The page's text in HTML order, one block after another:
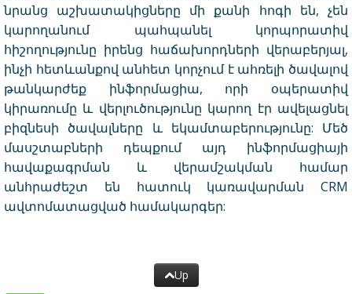
նրանց աշխատակիցները մի քանի հոգի են, չեն
կարողանում պահպանել կորպորատիվ
հիշողությունը իրենց հաճախորդների վերաբերյալ,
ինչի հետևանքով անհետ կորչում է ահռելի ծավալով
թանկարժեք ինֆորմացիա, որի օպերատիվ
կիրառումը և վերլուծությունը կարող էր ավելացնել
բիզնեսի ծավալները և եկամտաբերությունը: Մեծ
մասշտաբների դեպքում այդ ինֆորմացիայի
հավաքագրման և վերամշակման համար
անհրաժեշտ են հատուկ կառավարման CRM
ավտոմատացված համակարգեր:
Up